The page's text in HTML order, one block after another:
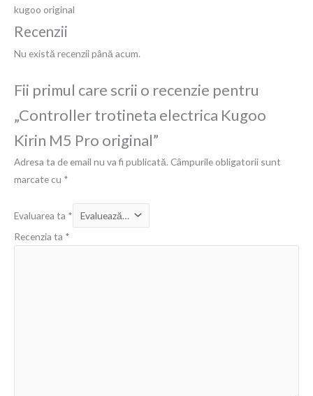
kugoo original
Recenzii
Nu există recenzii până acum.
Fii primul care scrii o recenzie pentru
„Controller trotineta electrica Kugoo
Kirin M5 Pro original”
Adresa ta de email nu va fi publicată. Câmpurile obligatorii sunt
marcate cu *
Evaluarea ta *
Recenzia ta *